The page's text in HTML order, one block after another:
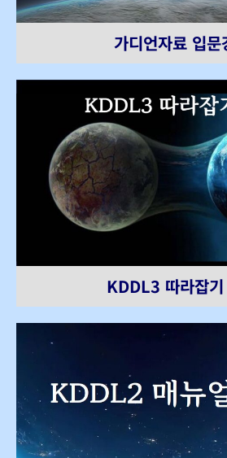
가디언자료 입문
KDDL3 따라잡